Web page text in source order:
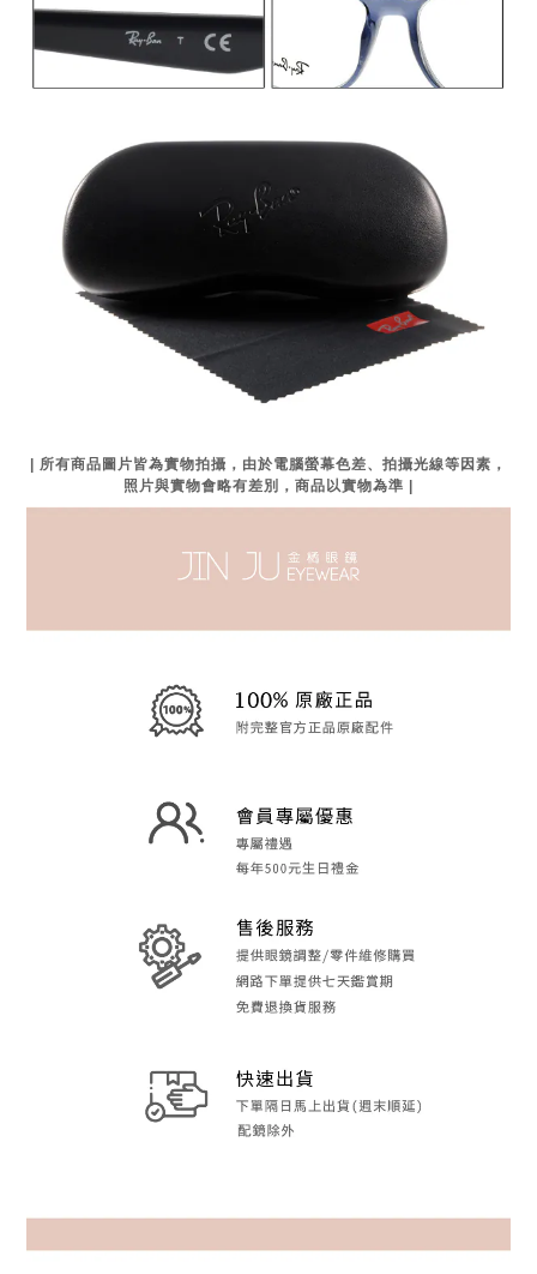
| 所有商品圖片皆為實物拍攝，由於電腦螢幕色差、拍攝光線等因素，
照片與實物會略有差別，商品以實物為準 |